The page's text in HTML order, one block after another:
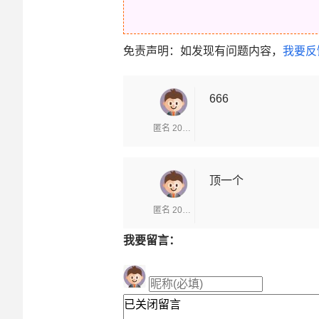
免责声明：如发现有问题内容， 我要反
匿名 2025-11-30
666
匿名 2025-11-30
顶一个
我要留言：